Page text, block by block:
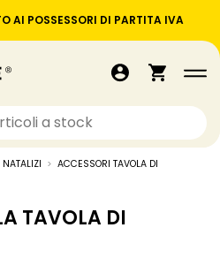
AI POSSESSORI DI PARTITA IVA
ACCESSORI TAVOLA DI
TAVOLA DI